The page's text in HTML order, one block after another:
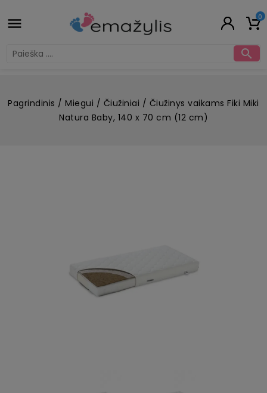
 0

Pagrindinis Miegui Čiužiniai
Čiužinys vaikams Fiki Miki
Natura Baby, 140 x 70 cm (12 cm)